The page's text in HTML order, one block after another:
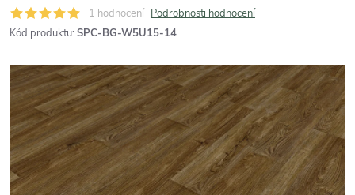
1 hodnocení Podrobnosti hodnocení
Kód produktu: SPC-BG-W5U15-14